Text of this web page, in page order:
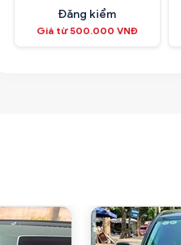
Đăng kiểm
Giá từ 500.000 VNĐ